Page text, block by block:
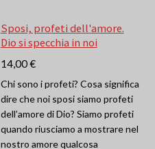
Sposi, profeti dell'amore.
Dio si specchia in noi
14,00 €
Chi sono i profeti? Cosa significa
dire che noi sposi siamo profeti
dell’amore di Dio? Siamo profeti
quando riusciamo a mostrare nel
nostro amore qualcosa